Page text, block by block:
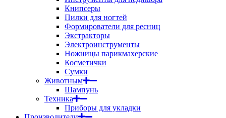
Книпсеры
Пилки для ногтей
Формирователи для ресниц
Экстракторы
Электроинструменты
Ножницы парикмахерские
Косметички
Сумки
Животным
Шампунь
Техника
Приборы для укладки